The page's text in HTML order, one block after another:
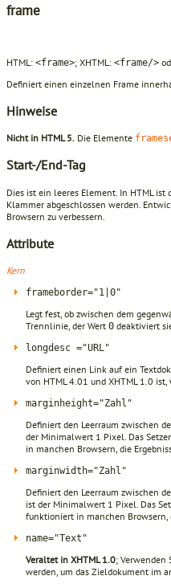
frame
HTML: <frame>; XHTML: <frame/>
Definiert einen einzelnen Frame
Hinweise
Nicht in HTML 5. Die Elemente
Start-/End-Tag
Dies ist ein leeres Element. In HTML ist
Klammer abgeschlossen werden.
Browsern zu verbessern.
Attribute
Kern
frameborder="1|0"
Legt fest, ob zwischen dem
Trennlinie, der Wert 0 deaktiviert
longdesc ="URL"
Definiert einen Link auf ein
von HTML 4.01 und XHTML 1.0
marginheight="Zahl"
Definiert den Leerraum zwischen
der Minimalwert 1 Pixel. Das
in manchen Browsern, die
marginwidth="Zahl"
Definiert den Leerraum zwischen
ist der Minimalwert 1 Pixel. Das
funktioniert in manchen Browsern,
name="Text"
Veraltet in XHTML 1.0; Verwenden
werden, um das Zieldokument im